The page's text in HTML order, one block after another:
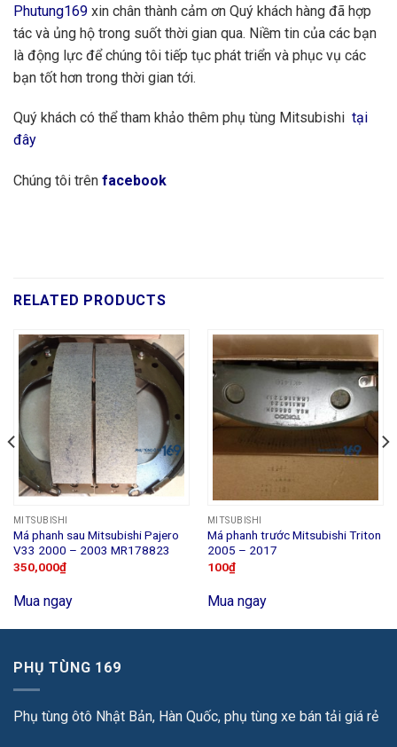
Phutung169 xin chân thành cảm ơn Quý khách hàng đã hợp
tác và ủng hộ trong suốt thời gian qua. Niềm tin của các bạn
là động lực để chúng tôi tiếp tục phát triển và phục vụ các
bạn tốt hơn trong thời gian tới.
Quý khách có thể tham khảo thêm phụ tùng Mitsubishi tại
đây
Chúng tôi trên facebook
RELATED PRODUCTS
MITSUBISHI
Má phanh sau Mitsubishi Pajero
V33 2000 – 2003 MR178823
350,000₫
Mua ngay
MITSUBISHI
Má phanh trước Mitsubishi Triton
2005 – 2017
100₫
Mua ngay
PHỤ TÙNG 169
Phụ tùng ôtô Nhật Bản, Hàn Quốc, phụ tùng xe bán tải giá rẻ